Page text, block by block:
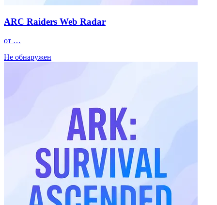
ARC Raiders Web Radar
от …
Не обнаружен